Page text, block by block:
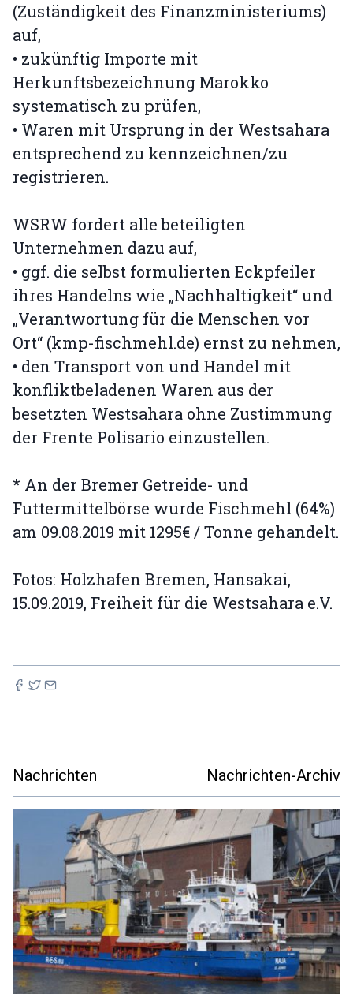
(Zuständigkeit des Finanzministeriums)
auf,
• zukünftig Importe mit
Herkunftsbezeichnung Marokko
systematisch zu prüfen,
• Waren mit Ursprung in der Westsahara
entsprechend zu kennzeichnen/zu
registrieren.
WSRW fordert alle beteiligten
Unternehmen dazu auf,
• ggf. die selbst formulierten Eckpfeiler
ihres Handelns wie „Nachhaltigkeit“ und
„Verantwortung für die Menschen vor
Ort“ (kmp-fischmehl.de) ernst zu nehmen,
• den Transport von und Handel mit
konfliktbeladenen Waren aus der
besetzten Westsahara ohne Zustimmung
der Frente Polisario einzustellen.
* An der Bremer Getreide- und
Futtermittelbörse wurde Fischmehl (64%)
am 09.08.2019 mit 1295€ / Tonne gehandelt.
Fotos: Holzhafen Bremen, Hansakai,
15.09.2019, Freiheit für die Westsahara e.V.
Nachrichten Nachrichten-Archiv